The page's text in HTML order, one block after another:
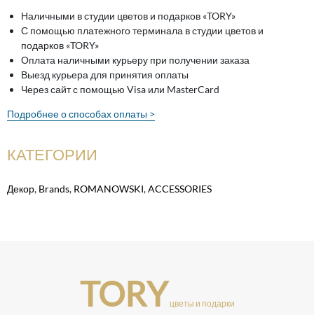
Наличными в студии цветов и подарков «TORY»
С помощью платежного терминала в студии цветов и
подарков «TORY»
Оплата наличными курьеру при получении заказа
Выезд курьера для принятия оплаты
Через сайт с помощью Visa или MasterCard
Подробнее о способах оплаты >
КАТЕГОРИИ
Декор, Brands, ROMANOWSKI,ACCESSORIES
TORY цветы и подарки